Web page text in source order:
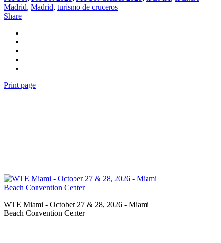
Madrid, Madrid, turismo de cruceros
Share
Print page
WTE Miami - October 27 & 28, 2026 - Miami
Beach Convention Center